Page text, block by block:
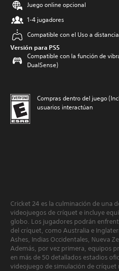
Juego online opcional
1-4 jugadores
Compatible con el Uso a distancia
Versión para PS5
Compatible con la función de
DualSense)
Compras dentro del juego
usuarios interactúan
Cricket 24 es la culminación de una
videojuegos de críquet e incluye
globo. Los jugadores podrán
del críquet, como Australia e
Ashes, Indias Occidentales, Nueva
Además, por vez primera, equipos
en más de 50 detallados estadios
videojuego de simulación de críquet